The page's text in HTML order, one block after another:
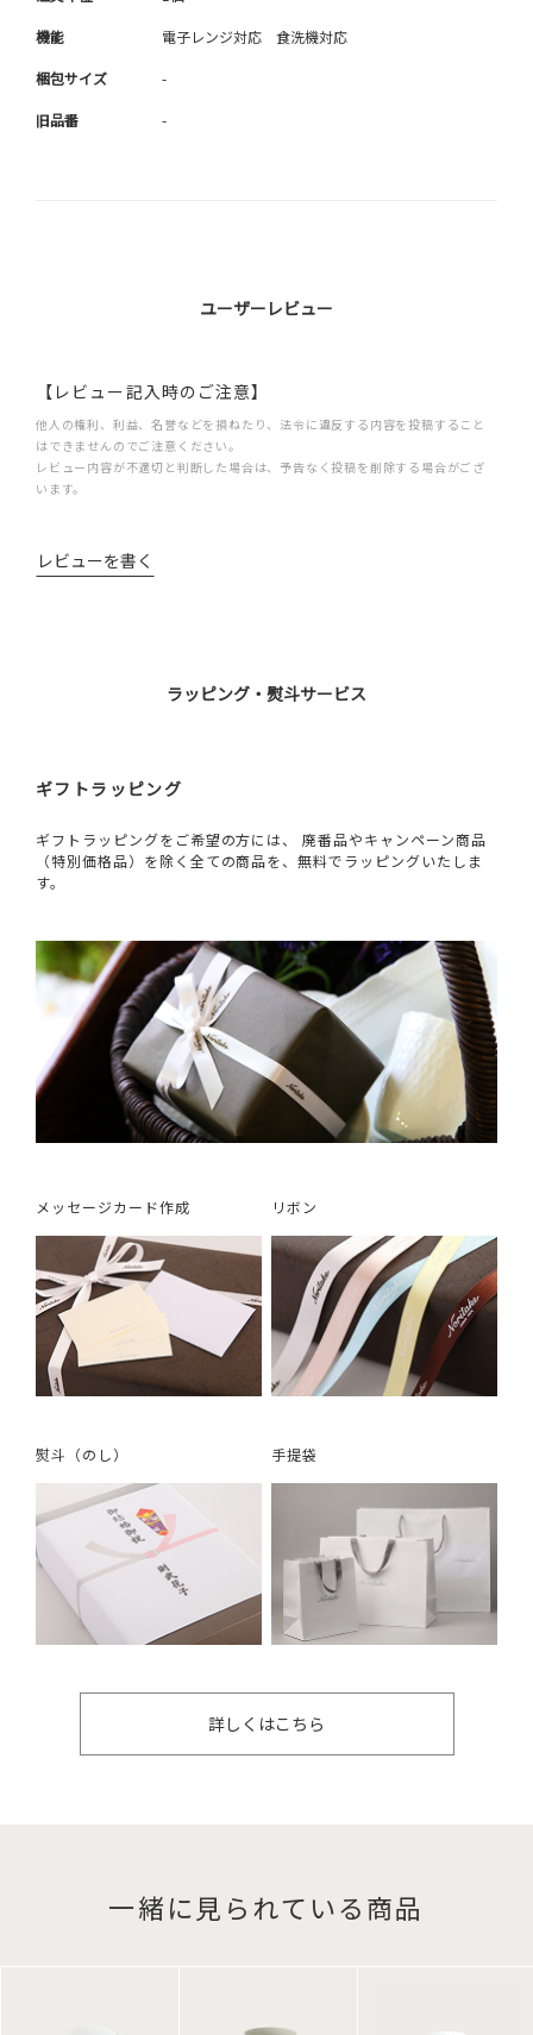
機能 電子レンジ対応 食洗機対応
梱包サイズ -
旧品番 -
ユーザーレビュー
【レビュー記入時のご注意】
他人の権利、利益、名誉などを損ねたり、法令に違反する内容を投稿すること
はできませんのでご注意ください。
レビュー内容が不適切と判断した場合は、予告なく投稿を削除する場合がござ
います。
レビューを書く
ラッピング・熨斗サービス
ギフトラッピング
ギフトラッピングをご希望の方には、 廃番品やキャンペーン商品
（特別価格品）を除く全ての商品を、無料でラッピングいたしま
す。
メッセージカード作成 リボン
熨斗（のし） 手提袋
詳しくはこちら
一緒に見られている商品